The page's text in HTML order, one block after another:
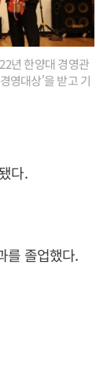
년 한양대 경영관
영대상'을 받고 기
다.
를 졸업했다.